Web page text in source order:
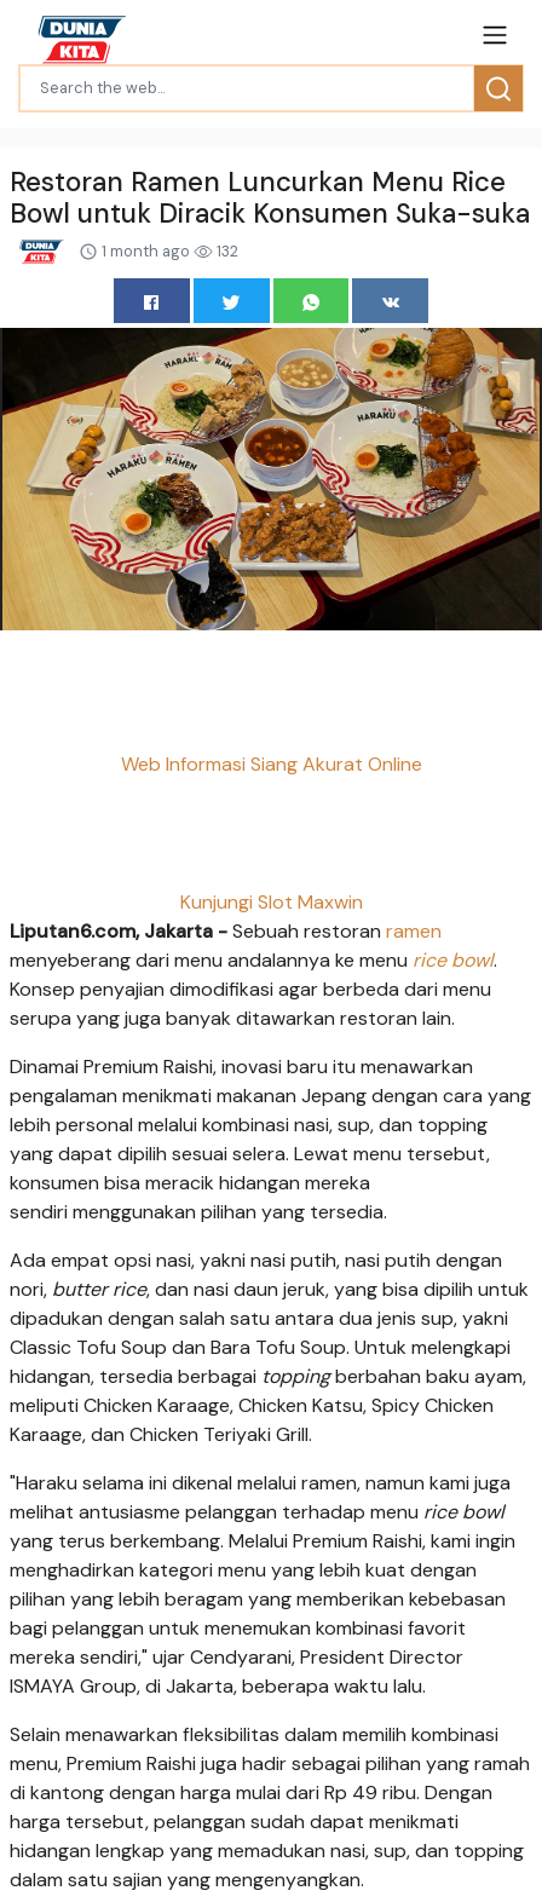
Restoran Ramen Luncurkan Menu Rice
Bowl untuk Diracik Konsumen Suka-suka
1 month ago 132
Web Informasi Siang Akurat Online
Kunjungi Slot Maxwin
Liputan6.com, Jakarta -Sebuah restoran ramen
menyeberang dari menu andalannya ke menu rice bowl.
Konsep penyajian dimodifikasi agar berbeda dari menu
serupa yang juga banyak ditawarkan restoran lain.
Dinamai Premium Raishi, inovasi baru itu menawarkan
pengalaman menikmati makanan Jepang dengan cara yang
lebih personal melalui kombinasi nasi, sup, dan topping
yang dapat dipilih sesuai selera. Lewat menu tersebut,
konsumen bisa meracik hidangan mereka
sendiri menggunakan pilihan yang tersedia.
Ada empat opsi nasi, yakni nasi putih, nasi putih dengan
nori, butter rice, dan nasi daun jeruk, yang bisa dipilih untuk
dipadukan dengan salah satu antara dua jenis sup, yakni
Classic Tofu Soup dan Bara Tofu Soup. Untuk melengkapi
hidangan, tersedia berbagai toppingberbahan baku ayam,
meliputi Chicken Karaage, Chicken Katsu, Spicy Chicken
Karaage, dan Chicken Teriyaki Grill.
"Haraku selama ini dikenal melalui ramen, namun kami juga
melihat antusiasme pelanggan terhadap menu rice bowl
yang terus berkembang. Melalui Premium Raishi, kami ingin
menghadirkan kategori menu yang lebih kuat dengan
pilihan yang lebih beragam yang memberikan kebebasan
bagi pelanggan untuk menemukan kombinasi favorit
mereka sendiri," ujar Cendyarani, President Director
ISMAYA Group, di Jakarta, beberapa waktu lalu.
Selain menawarkan fleksibilitas dalam memilih kombinasi
menu, Premium Raishi juga hadir sebagai pilihan yang ramah
di kantong dengan harga mulai dari Rp 49 ribu. Dengan
harga tersebut, pelanggan sudah dapat menikmati
hidangan lengkap yang memadukan nasi, sup, dan topping
dalam satu sajian yang mengenyangkan.